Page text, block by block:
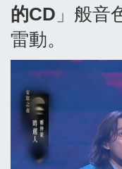
的CD 」般音
雷動。